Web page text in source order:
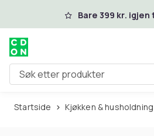
Hopp til hovedinnhold
Bare 399 kr.
Søk etter produkter
Startside Kjøkken & husholdning